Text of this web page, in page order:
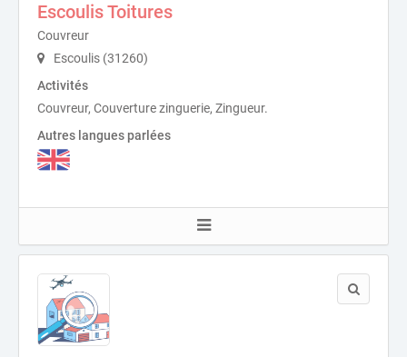
Escoulis Toitures
Couvreur
Escoulis (31260)
Activités
Couvreur, Couverture zinguerie, Zingueur.
Autres langues parlées